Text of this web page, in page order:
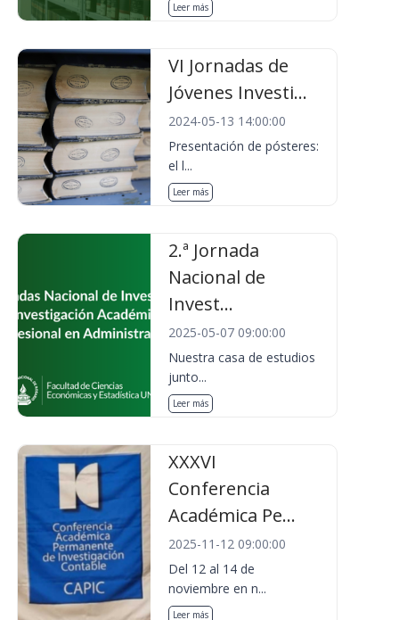
Leer más
VI Jornadas de
Jóvenes Investi...
2024-05-13 14:00:00
Presentación de pósteres:
el l...
Leer más
2.ª Jornada
Nacional de
Invest...
2025-05-07 09:00:00
Nuestra casa de estudios
junto...
Leer más
XXXVI
Conferencia
Académica Pe...
2025-11-12 09:00:00
Del 12 al 14 de
noviembre en n...
Leer más